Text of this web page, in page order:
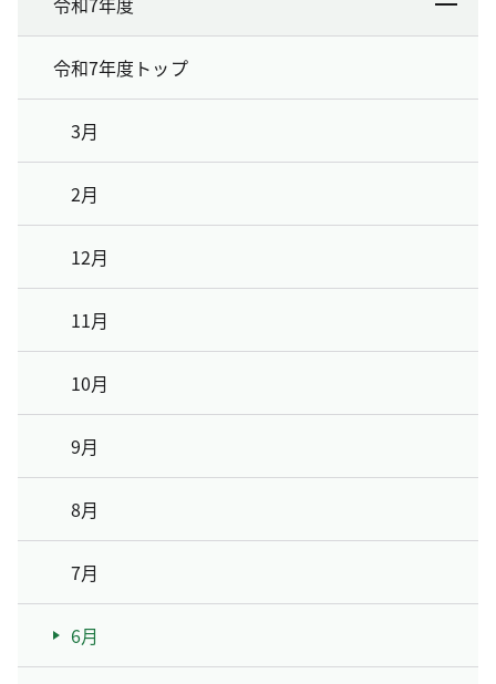
令和7年度トップ
3月
2月
12月
11月
10月
9月
8月
7月
6月